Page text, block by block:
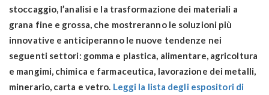
stoccaggio, l’analisi e la trasformazione dei materiali a
grana fine e grossa, che mostreranno le soluzioni più
innovative e anticiperanno le nuove tendenze nei
seguenti settori: gomma e plastica, alimentare, agricoltura
e mangimi, chimica e farmaceutica, lavorazione dei metalli,
minerario, carta e vetro. Leggi la lista degli espositori di